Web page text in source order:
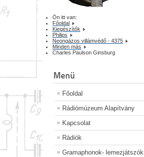
Ön itt van:
Főoldal
Kiegészítők
Philips
Neongázos villámvédő - 4375
Minden más
Charles Paulson Ginsburg
Menü
Főoldal
Rádiómúzeum Alapítvány
Kapcsolat
Rádiók
Gramaphonok- lemezjátszók